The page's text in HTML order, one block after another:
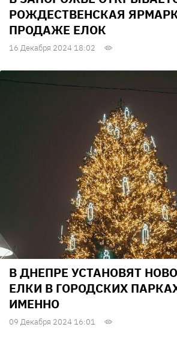
РОЖДЕСТВЕНСКАЯ
ПРОДАЖЕ ЕЛОК
16 Декабря 2024 18:02
В ДНЕПРЕ УСТАНОВЯТ
ЕЛКИ В ГОРОДСКИХ
ИМЕННО
09 Декабря 2024 16:01